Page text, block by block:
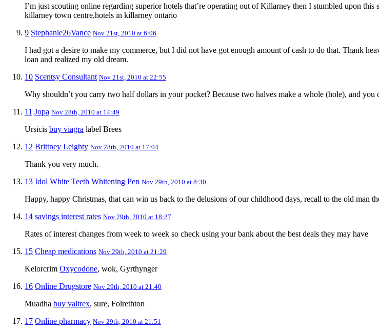
I’m just scouting online regarding superior hotels that’re operating out of Killarney then I stumbled upon
killarney town centre,hotels in killarney ontario
9 Stephanie26Vance Nov 21st, 2010 at 6:06
I had got a desire to make my commerce, but I did not have got enough amount of cash to do that. Thank
loan and realized my old dream.
10 Scentsy Consultant Nov 21st, 2010 at 22:55
Why shouldn’t you carry two half dollars in your pocket? Because two halves make a whole (hole), and you
11 Jopa Nov 28th, 2010 at 14:49
Ursicis buy viagra label Brees
12 Brittney Leighty Nov 28th, 2010 at 17:04
Thank you very much.
13 Idol White Teeth Whitening Pen Nov 29th, 2010 at 8:30
Happy, happy Christmas, that can win us back to the delusions of our childhood days, recall to the old man
14 savings interest rates Nov 29th, 2010 at 18:27
Rates of interest changes from week to week so check using your bank about the best deals they may have
15 Cheap medications Nov 29th, 2010 at 21:29
Kelorcrim Oxycodone, wok, Gyrthynger
16 Online Drugstore Nov 29th, 2010 at 21:40
Muadha buy valtrex, sure, Foirethton
17 Online pharmacy Nov 29th, 2010 at 21:51